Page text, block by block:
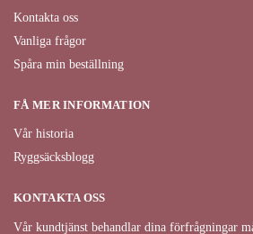
Kontakta oss
Vanliga frågor
Spåra min beställning
FÅ MER INFORMATION
Vår historia
Ryggsäcksblogg
KONTAKTA OSS
Vår kundtjänst behandlar dina förfrågningar